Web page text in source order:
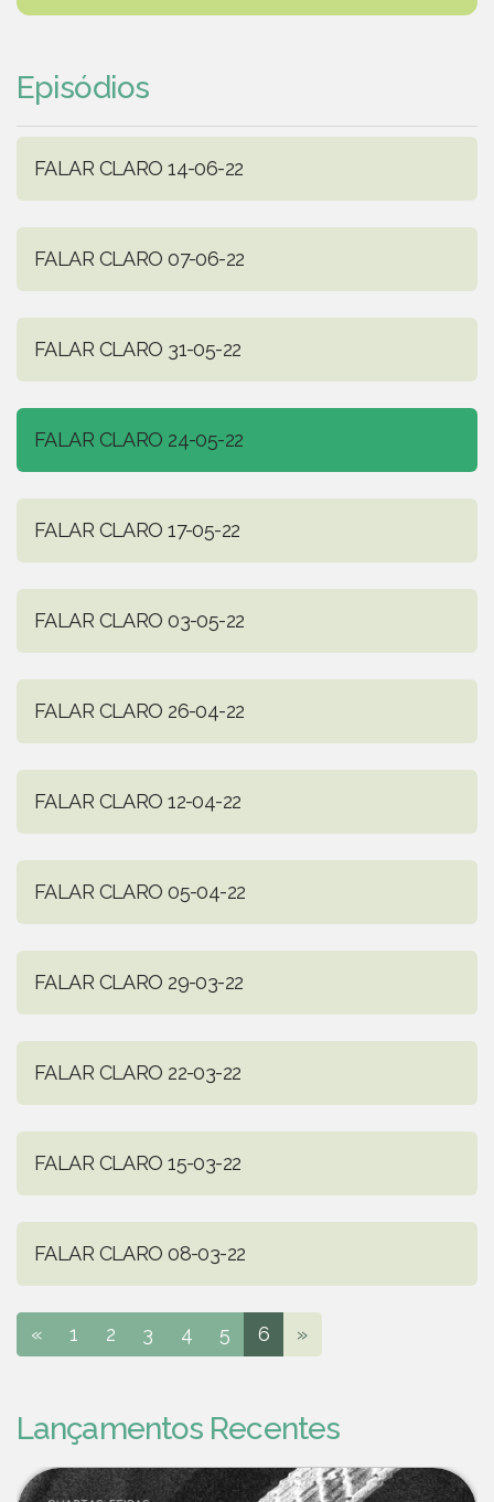
Episódios
FALAR CLARO 14-06-22
FALAR CLARO 07-06-22
FALAR CLARO 31-05-22
FALAR CLARO 24-05-22
FALAR CLARO 17-05-22
FALAR CLARO 03-05-22
FALAR CLARO 26-04-22
FALAR CLARO 12-04-22
FALAR CLARO 05-04-22
FALAR CLARO 29-03-22
FALAR CLARO 22-03-22
FALAR CLARO 15-03-22
FALAR CLARO 08-03-22
« 1 2 3 4 5 6 »
Lançamentos Recentes